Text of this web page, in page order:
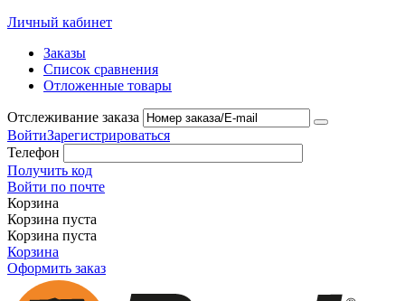
Личный кабинет
Заказы
Список сравнения
Отложенные товары
Отслеживание заказа
ВойтиЗарегистрироваться
Телефон
Получить код
Войти по почте
Корзина
Корзина пуста
Корзина пуста
Корзина
Оформить заказ